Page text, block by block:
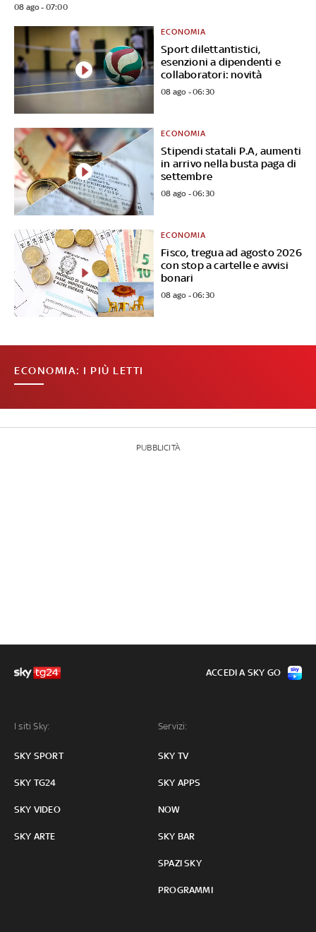
08 ago - 07:00
Sport dilettantistici,
esenzioni a dipendenti e
collaboratori: novità
ECONOMIA
08 ago - 06:30
Stipendi statali P.A, aumenti
in arrivo nella busta paga di
settembre
ECONOMIA
08 ago - 06:30
Fisco, tregua ad agosto 2026
con stop a cartelle e avvisi
bonari
ECONOMIA
08 ago - 06:30
ECONOMIA: I PIÙ LETTI
PUBBLICITÀ
I siti Sky:
SKY SPORT
SKY TG24
SKY VIDEO
SKY ARTE
Servizi:
SKY TV
SKY APPS
NOW
SKY BAR
SPAZI SKY
PROGRAMMI
ACCEDI A SKY GO